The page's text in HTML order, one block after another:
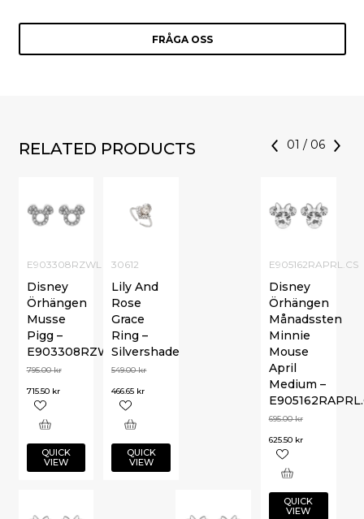
FRÅGA OSS
RELATED PRODUCTS 01 / 06
E903308RZWL
Disney
Örhängen
Musse
Pigg –
E903308RZWL
795.00kr
715.50 kr
QUICK
VIEW
E905162RAPRL.CS
Disney
Örhängen
Månadssten
Minnie
Mouse
April
Medium –
695.00kr
625.50 kr
QUICK
VIEW
30612
Lily And
Rose
Grace
Ring –
Silvershade
549.00kr
466.65 kr
QUICK
VIEW